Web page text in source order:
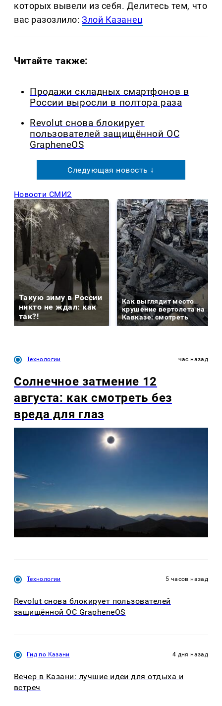
которых вывели из себя. Делитеcь тем, что
вас разозлило:Злой Казанец
Читайте также:
Продажи складных смартфонов в
России выросли в полтора раза
Revolut снова блокирует
пользователей защищённой ОС
GrapheneOS
Следующая новость ↓
Новости СМИ2
Такую зиму в России
никто не ждал: как
так?!
Как выглядит место
крушение вертолета на
Кавказе: смотреть
Технологии час назад
Солнечное затмение 12
августа: как смотреть без
вреда для глаз
Технологии 5 часов назад
Revolut снова блокирует пользователей
защищённой ОС GrapheneOS
Гид по Казани 4 дня назад
Вечер в Казани: лучшие идеи для отдыха и
встреч